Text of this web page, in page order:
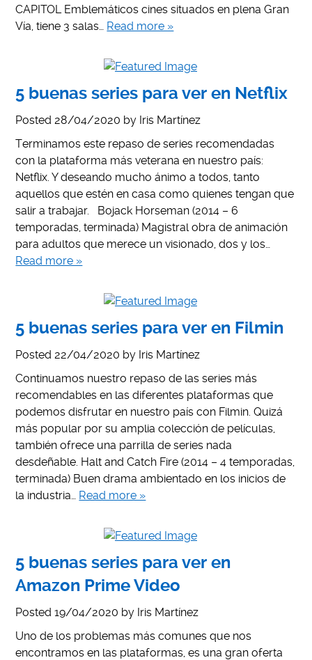
CAPITOL Emblemáticos cines situados en plena Gran
Vía, tiene 3 salas… Read more »
5 buenas series para ver en Netflix
Posted 28/04/2020 by Iris Martínez
Terminamos este repaso de series recomendadas
con la plataforma más veterana en nuestro país:
Netflix. Y deseando mucho ánimo a todos, tanto
aquellos que estén en casa como quienes tengan que
salir a trabajar. Bojack Horseman (2014 – 6
temporadas, terminada) Magistral obra de animación
para adultos que merece un visionado, dos y los…
Read more »
5 buenas series para ver en Filmin
Posted 22/04/2020 by Iris Martínez
Continuamos nuestro repaso de las series más
recomendables en las diferentes plataformas que
podemos disfrutar en nuestro país con Filmin. Quizá
más popular por su amplia colección de películas,
también ofrece una parrilla de series nada
desdeñable. Halt and Catch Fire (2014 – 4 temporadas,
terminada) Buen drama ambientado en los inicios de
la industria… Read more »
5 buenas series para ver en
Amazon Prime Video
Posted19/04/2020 by Iris Martínez
Uno de los problemas más comunes que nos
encontramos en las plataformas, es una gran oferta